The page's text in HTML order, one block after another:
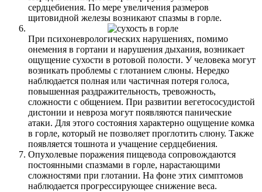
сердцебиения. По мере увеличения размеров
щитовидной железы возникают спазмы в горле.
При психоневрологических нарушениях, помимо
онемения в гортани и нарушения дыхания, возникает
ощущение сухости в ротовой полости. У человека могут
возникать проблемы с глотанием слюны. Нередко
наблюдается полная или частичная потеря голоса,
повышенная раздражительность, тревожность,
сложности с общением. При развитии вегетососудистой
дистонии и невроза могут появляются панические
атаки. Для этого состояния характерно ощущение комка
в горле, который не позволяет проглотить слюну. Также
появляется тошнота и учащение сердцебиения.
Опухолевые поражения пищевода сопровождаются
постоянными спазмами в горле, нарастающими
сложностями при глотании. На фоне этих симптомов
наблюдается прогрессирующее снижение веса.